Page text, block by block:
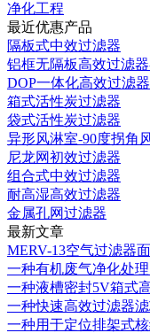
净化工程
最近优惠产品
隔板式中效过滤器
铝框无隔板高效过滤
DOP一体化高效过滤
箱式活性炭过滤器
袋式活性炭过滤器
异形风淋室-90度拐角
尼龙网初效过滤器
组合式中效过滤器
耐高湿高效过滤器
金属孔网过滤器
最新文章
MERV-13空气过滤器
一种有机废气净化处
一种液槽密封5V箱式
一种快速高效过滤器
一种用于定位排架式